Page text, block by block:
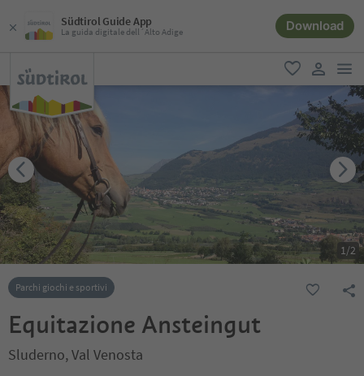
Südtirol Guide App
La guida digitale dell´Alto Adige Download
favoriti
user link
1/2
Parchi giochi e sportivi
Equitazione Ansteingut
Sluderno, Val Venosta